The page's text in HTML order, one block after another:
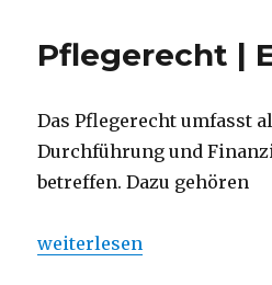
Pflegerecht |
Das Pflegerecht umfasst
Durchführung und
betreffen. Dazu gehören
„Pflegerecht | Einführung“
weiterlesen